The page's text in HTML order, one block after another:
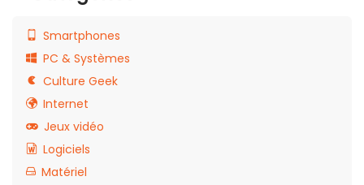
Smartphones
PC & Systèmes
Culture Geek
Internet
Jeux vidéo
Logiciels
Matériel